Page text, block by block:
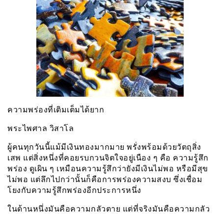
ความพร่องที่เติมเต็มได้ยาก
พระไพศาล วิสาโล
ผู้คนทุกวันนี้แม้มีเงินทองมากมาย พรั่งพร้อมด้วยวัตถุสิ่ง
เสพ แต่สิ่งหนึ่งที่คอยรบกวนจิตใจอยู่เนือง ๆ คือ ความรู้สึก
พร่อง ดูเผิน ๆ เหมือนความรู้สึกว่ายังมีเงินไม่พอ หรือมีสุข
ไม่พอ แต่ลึกไปกว่านั้นก็คือการพร่องความสงบ ซึ่งเชื่อม
โยงกับความรู้สึกพร่องอีกประการหนึ่ง
ในด้านหนึ่งมันคือความกลัวตาย แต่ที่จริงมันคือความกลัว